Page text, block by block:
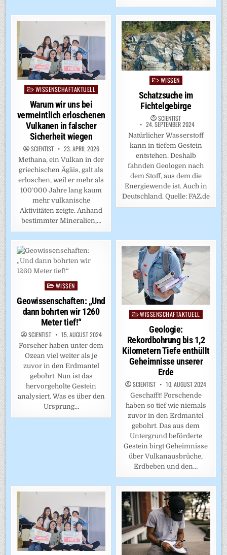
Posted
in
WISSENSCHAFTAKTUELL
Warum wir uns bei
vermeintlich erloschenen
Vulkanen in falscher
Sicherheit wiegen
SCIENTIST 23. APRIL 2026
Methana, ein Vulkan in der
griechischen Ägäis, galt als
erloschen, weil er mehr als
100’000 Jahre lang kaum
mehr vulkanische
Aktivitäten zeigte. Anhand
bestimmter Mineralien,…
Posted
in
WISSEN
Schatzsuche im
Fichtelgebirge
SCIENTIST
24. SEPTEMBER 2024
Natürlicher Wasserstoff
kann in tiefem Gestein
entstehen. Deshalb
fahnden Geologen nach
dem Stoff, aus dem die
Energiewende ist. Auch in
Deutschland. Quelle: FAZ.de
PostedWISSEN
Geowissenschaften: „Und
dann bohrten wir 1260
Meter tief!“
SCIENTIST 15. AUGUST 2024
Forscher haben unter dem
Ozean viel weiter als je
zuvor in den Erdmantel
gebohrt. Nun ist das
hervorgeholte Gestein
analysiert. Was es über den
Ursprung…
PostedWISSENSCHAFTAKTUELL
Geologie:
Rekordbohrung bis 1,2
Kilometern Tiefe enthüllt
Geheimnisse unserer
Erde
SCIENTIST 10. AUGUST 2024
Geschafft! Forschende
haben so tief wie niemals
zuvor in den Erdmantel
gebohrt. Das aus dem
Untergrund beförderte
Gestein birgt Geheimnisse
über Vulkanausbrüche,
Erdbeben und den…